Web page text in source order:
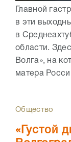
Главной
в эти
в
области.
Волга», на
матера
Общество
«Густой